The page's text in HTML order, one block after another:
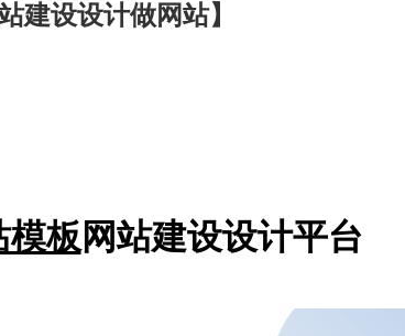
建设设计做网站】
模板 网站建设设计平台